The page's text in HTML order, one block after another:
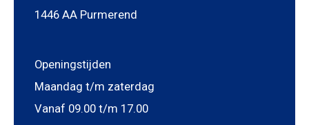
1446 AA Purmerend
Openingstijden
Maandag t/m zaterdag
Vanaf 09.00 t/m 17.00